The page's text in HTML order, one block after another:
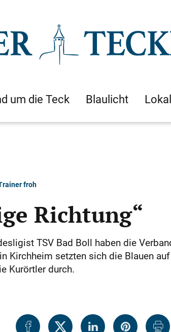
um die Teck Blaulicht
froh
Richtung“
TSV Bad Boll haben die
Kirchheim setzten sich die Blauen
Kurörtler durch.